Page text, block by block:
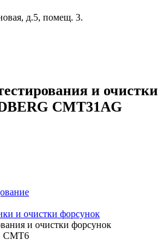
д.5, помещ. 3.
и очистки
CMT31AG
и очистки форсунок
и очистки форсунок
CMT6